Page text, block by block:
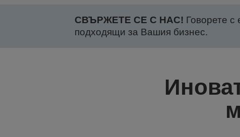
СВЪРЖЕТЕ СЕ С НАС! Говорете с
подходящи за Вашия бизнес.